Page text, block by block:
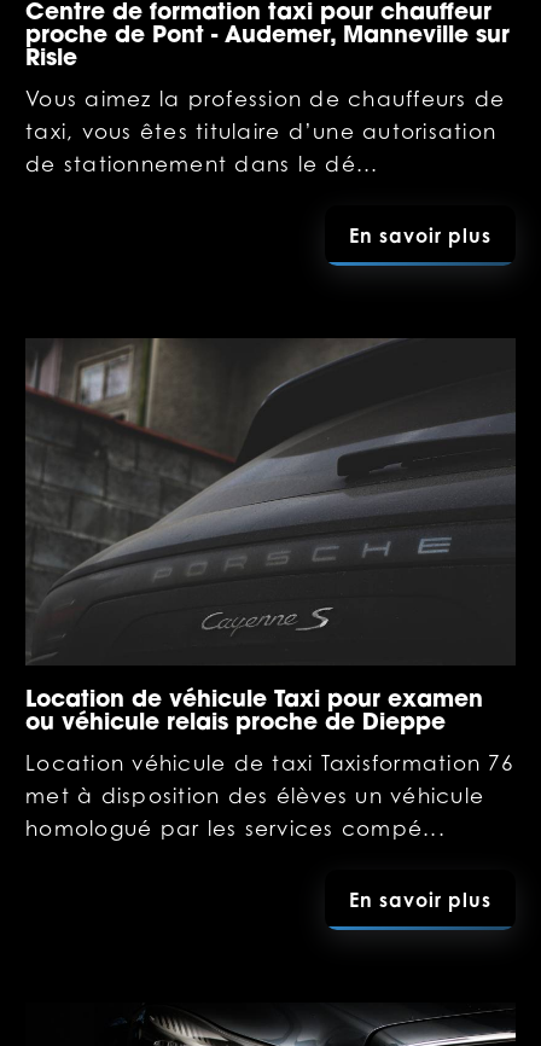
Centre de formation taxi pour chauffeur
proche de Pont - Audemer, Manneville sur
Risle
Vous aimez la profession de chauffeurs de
taxi, vous êtes titulaire d’une autorisation
de stationnement dans le dé...
En savoir plus
Location de véhicule Taxi pour examen
ou véhicule relais proche de Dieppe
Location véhicule de taxi Taxisformation 76
met à disposition des élèves un véhicule
homologué par les services compé...
En savoir plus